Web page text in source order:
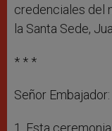
credenciales del
la Santa Sede,
* * *
Señor Embajador:
1. Esta